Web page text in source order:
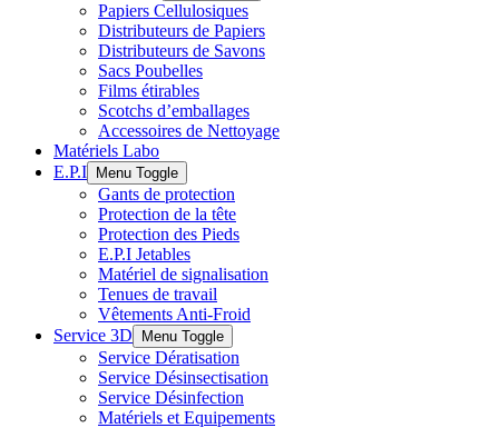
Papiers Cellulosiques
Distributeurs de Papiers
Distributeurs de Savons
Sacs Poubelles
Films étirables
Scotchs d’emballages
Accessoires de Nettoyage
Matériels Labo
E.P.I
Menu Toggle
Gants de protection
Protection de la tête
Protection des Pieds
E.P.I Jetables
Matériel de signalisation
Tenues de travail
Vêtements Anti-Froid
Service 3D
Menu Toggle
Service Dératisation
Service Désinsectisation
Service Désinfection
Matériels et Equipements